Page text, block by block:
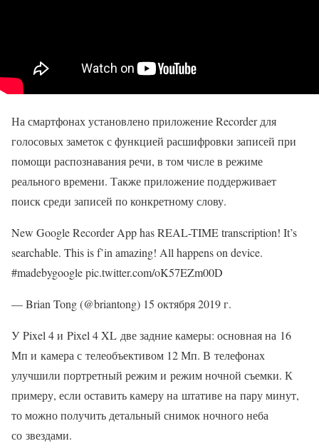
На смартфонах установлено приложение Recorder для
голосовых заметок с функцией расшифровки записей при
помощи распознавания речи, в том числе в режиме
реального времени. Также приложение поддерживает
поиск среди записей по конкретному слову.
New Google Recorder App has REAL-TIME transcription! It’s
searchable. This is f’in amazing! All happens on device.
#madebygoogle pic.twitter.com/oK57EZm00D
— Brian Tong (@briantong) 15 октября 2019 г.
У Pixel 4 и Pixel 4 XL две задние камеры: основная на 16
Мп и камера с телеобъективом 12 Мп. В телефонах
улучшили портретный режим и режим ночной съемки. К
примеру, если оставить камеру на штативе на пару минут,
то можно получить детальный снимок ночного неба
со звездами.